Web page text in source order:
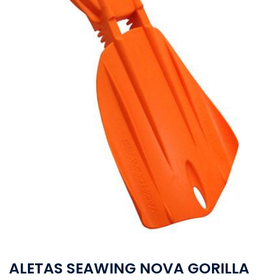
ALETAS SEAWING NOVA GORILLA